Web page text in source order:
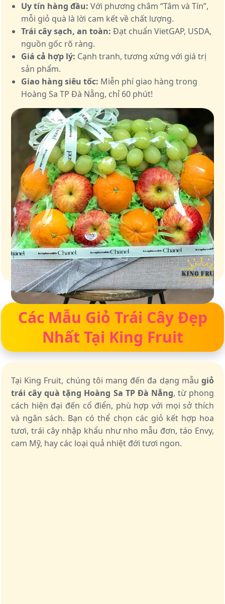
Uy tín hàng đầu: Với phương châm “Tâm và Tín”,
mỗi giỏ quà là lời cam kết về chất lượng.
Trái cây sạch, an toàn: Đạt chuẩn VietGAP, USDA,
nguồn gốc rõ ràng.
Giá cả hợp lý: Cạnh tranh, tương xứng với giá trị
sản phẩm.
Giao hàng siêu tốc: Miễn phí giao hàng trong
Hoàng Sa TP Đà Nẵng, chỉ 60 phút!
Giỏ quà – Tinh hoa từ trái cây tươi ngon
Các Mẫu Giỏ Trái Cây Đẹp
Nhất Tại King Fruit
Tại King Fruit, chúng tôi mang đến đa dạng mẫu giỏ
trái cây quà tặng Hoàng Sa TP Đà Nẵng, từ phong
cách hiện đại đến cổ điển, phù hợp với mọi sở thích
và ngân sách. Bạn có thể chọn các giỏ kết hợp hoa
tươi, trái cây nhập khẩu như nho mẫu đơn, táo Envy,
cam Mỹ, hay các loại quả nhiệt đới tươi ngon.